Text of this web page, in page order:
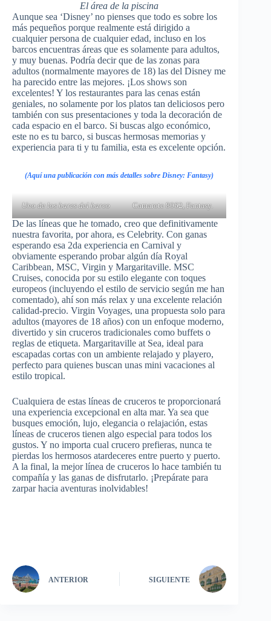
El área de la piscina
Aunque sea ‘Disney’ no pienses que todo es sobre los
más pequeños porque realmente está dirigido a
cualquier persona de cualquier edad, incluso en los
barcos encuentras áreas que es solamente para adultos,
y muy buenas. Podría decir que de las zonas para
adultos (normalmente mayores de 18) las del Disney me
ha parecido entre las mejores. ¡Los shows son
excelentes! Y los restaurantes para las cenas están
geniales, no solamente por los platos tan deliciosos pero
también con sus presentaciones y toda la decoración de
cada espacio en el barco. Si buscas algo económico,
este no es tu barco, si buscas hermosas memorias y
experiencia para ti y tu familia, esta es excelente opción.
(Aquí una publicación con más detalles sobre Disney: Fantasy)
Uno de los bares del barco Camarote 8062, Fantasy.
De las líneas que he tomado, creo que definitivamente
nuestra favorita, por ahora, es Celebrity. Con ganas
esperando esa 2da experiencia en Carnival y
obviamente esperando probar algún día Royal
Caribbean, MSC, Virgin y Margaritaville. MSC
Cruises, conocida por su estilo elegante con toques
europeos (incluyendo el estilo de servicio según me han
comentado), ahí son más relax y una excelente relación
calidad-precio. Virgin Voyages, una propuesta solo para
adultos (mayores de 18 años) con un enfoque moderno,
divertido y sin cruceros tradicionales como buffets o
reglas de etiqueta. Margaritaville at Sea, ideal para
escapadas cortas con un ambiente relajado y playero,
perfecto para quienes buscan unas mini vacaciones al
estilo tropical.
Cualquiera de estas líneas de cruceros te proporcionará
una experiencia excepcional en alta mar. Ya sea que
busques emoción, lujo, elegancia o relajación, estas
líneas de cruceros tienen algo especial para todos los
gustos. Y no importa cual crucero prefieras, nunca te
pierdas los hermosos atardeceres entre puerto y puerto.
A la final, la mejor línea de cruceros lo hace también tu
compañía y las ganas de disfrutarlo. ¡Prepárate para
zarpar hacia aventuras inolvidables!
ANTERIOR SIGUIENTE